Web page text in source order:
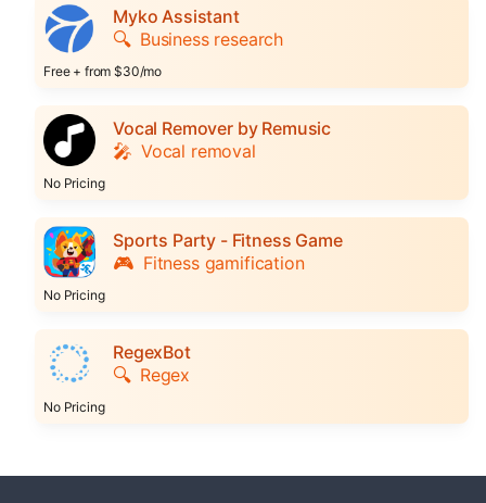
Myko Assistant
🔍 Business research
Free + from $30/mo
Vocal Remover by Remusic
🎤 Vocal removal
No Pricing
Sports Party - Fitness Game
🎮 Fitness gamification
No Pricing
RegexBot
🔍 Regex
No Pricing